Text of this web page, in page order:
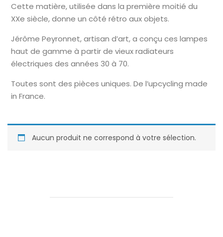
Cette matière, utilisée dans la première moitié du
XXe siècle, donne un côté rétro aux objets.
Jérôme Peyronnet, artisan d’art, a conçu ces lampes
haut de gamme à partir de vieux radiateurs
électriques des années 30 à 70.
Toutes sont des pièces uniques. De l’upcycling made
in France.
Aucun produit ne correspond à votre sélection.